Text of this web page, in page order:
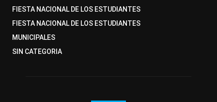
FIESTA NACIONAL DE LOS ESTUDIANTES
FIESTA NACIONAL DE LOS ESTUDIANTES
MUNICIPALES
SIN CATEGORIA